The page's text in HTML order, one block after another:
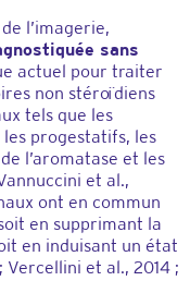
l’imagerie,
sans
actuel pour traiter
non stéroïdiens
tels que les
progestatifs, les
l’aromatase et les
et al.,
ont en commun
en supprimant la
en induisant un état
Vercellini et al., 2014 ;